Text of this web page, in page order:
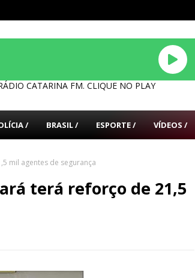
CATARINA FM. CLIQUE NO PLAY
/ BRASIL / ESPORTE / VÍDEOS /
mil agentes de segurança
terá reforço de 21,5